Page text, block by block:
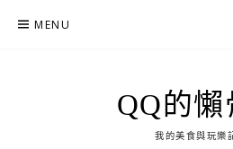
MENU
QQ的懶
我的美食與玩樂